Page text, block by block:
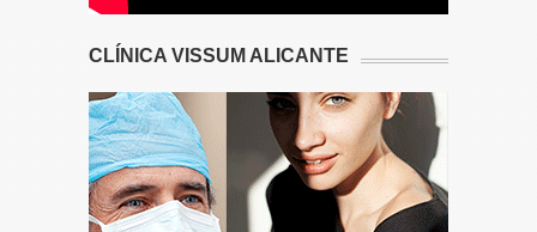
CLÍNICA VISSUM ALICANTE